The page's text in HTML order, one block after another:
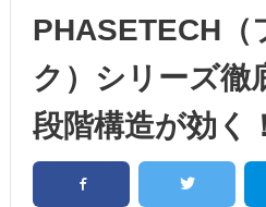
PHASETECH（
ク）シリーズ
段階構造が効く！